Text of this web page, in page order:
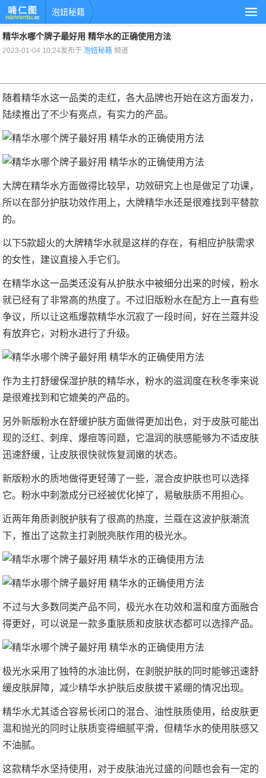
泡妞秘籍
精华水哪个牌子最好用 精华水的正确使用方法
2023-01-04 10:24发布于泡妞秘籍 频道
随着精华水这一品类的走红，各大品牌也开始在这方面发力，
陆续推出了不少有亮点，有实力的产品。
大牌在精华水方面做得比较早，功效研究上也是做足了功课，
所以在部分护肤功效作用上，大牌精华水还是很难找到平替款
的。
以下5款超火的大牌精华水就是这样的存在，有相应护肤需求
的女性，建议直接入手它们。
在精华水这一品类还没有从护肤水中被细分出来的时候，粉水
就已经有了非常高的热度了。不过旧版粉水在配方上一直有些
争议，所以让这瓶爆款精华水沉寂了一段时间，好在兰蔻并没
有放弃它，对粉水进行了升级。
作为主打舒缓保湿护肤的精华水，粉水的滋润度在秋冬季来说
是很难找到和它媲美的产品的。
另外新版粉水在舒缓护肤方面做得更加出色，对于皮肤可能出
现的泛红、刺痒、爆痘等问题，它温润的肤感能够为不适皮肤
迅速舒缓，让皮肤很快就恢复润嫩的状态。
新版粉水的质地做得更轻薄了一些，混合皮护肤也可以选择
它。粉水中刺激成分已经被优化掉了，易敏肤质不用担心。
近两年角质剥脱护肤有了很高的热度，兰蔻在这波护肤潮流
下，推出了这款主打剥脱亮肤作用的极光水。
不过与大多数同类产品不同，极光水在功效和温和度方面融合
得更好，可以说是一款多重肤质和皮肤状态都可以选择产品。
极光水采用了独特的水油比例，在剥脱护肤的同时能够迅速舒
缓皮肤屏障，减少精华水护肤后皮肤拔干紧绷的情况出现。
精华水尤其适合容易长闭口的混合、油性肤质使用，给皮肤更
温和抛光的同时让肤质变得细腻平滑，但精华水的使用肤感又
不油腻。
这款精华水坚持使用，对于皮肤油光过盛的问题也会有一定的